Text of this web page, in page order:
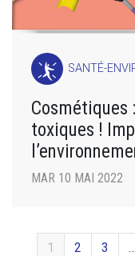
SANTÉ-
Cosmétiques
toxiques !
MAR 10 MAI 2022
1 2 3 …